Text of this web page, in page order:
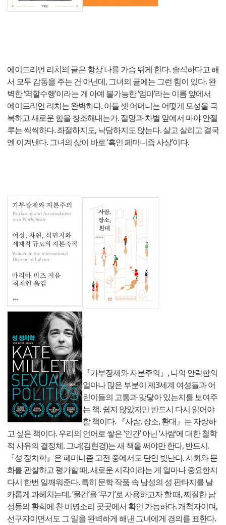
에이드리언 리치의 글은 항상 나를 가슴 뛰게 한다. 솔직하다고 해
서 모두 감동을 주는 건 아닌데, 그녀의 글에는 그런 힘이 있다. 완
벽한 ‘역할수행’이라는 게 아예 불가능한 ‘엄마’라는 이름 앞에서
에이드리언 리치는 완벽하다. 아들 셋 어머니는 어떻게 모성을 극
복하고 새로운 힘을 창조해내는가. 절망과 차별 앞에서 마야 안젤
루는 씩씩하다. 좌절하지도, 낙담하지도 않는다. 살고 살리고 결국
엔 이겨낸다. 그녀의 삶이 바로 ‘흑인 페미니즘 사상’이다.
『가부장제와 자본주의』, 나의 안락함의
얼마나 많은 부분이 제3세계 여성들과 어
린이들의 고통과 맞닿아 있는지를 보여주
는 책. 쉽지 않았지만 반드시 다시 읽어야
할 책이다. 『사람, 장소, 환대』는 자랑하
고 싶은 책이다. 우리의 언어로 쌓은 ‘인간’ 아닌 ‘사람’에 대한 철학
적 사유의 결정체. 그녀(김현경)는 새 책을 써야만 한다, 반드시.
『성 정치학』은 페미니즘 고전 중에서도 단연 빛난다. 사회와 문
화를 관찰하고 평가할 때, 새로운 시각이라는 게 얼마나 중요한지
다시 한번 일깨워준다. 특히 문학 작품 속 남성의 성 판타지를 날
카롭게 파헤치는데, ‘물건’을 ‘무기’로 사용하고자 할 때, 찌질한 남
성들의 환희에 찬 비명소리 곳곳에서 확인 가능하다. 개척자이며,
선구자이면서도 그 일을 완벽하게 해낸 그녀에게 경의를 표한다.